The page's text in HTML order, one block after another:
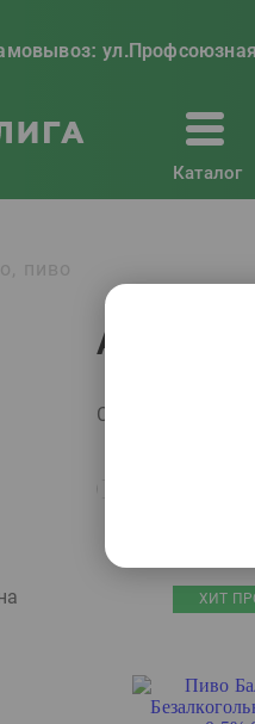
Каталог
пиво
Сортировать по:
ХИТ